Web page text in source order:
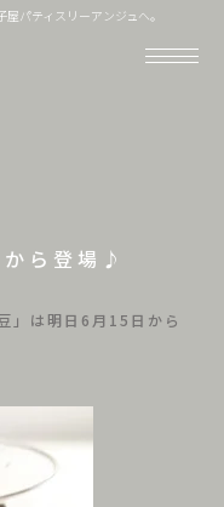
パティスリーアンジュへ。
ら登場♪
」は明日6月15日から